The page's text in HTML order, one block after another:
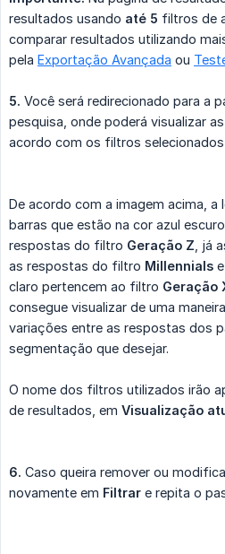
resultados usando até 5 filtros de
comparar resultados utilizando
pela Exportação Avançada ou
5. Você será redirecionado para a
pesquisa, onde poderá visualizar
acordo com os filtros selecionados
De acordo com a imagem acima, a
barras que estão na cor azul
respostas do filtro Geração Z , já
as respostas do filtro Millennials
claro pertencem ao filtro Geração
consegue visualizar de uma
variações entre as respostas dos
segmentação que desejar.
O nome dos filtros utilizados irão
de resultados, em Visualização
6. Caso queira remover ou
novamente em Filtrar e repita o